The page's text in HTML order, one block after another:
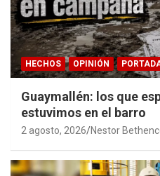
HECHOS OPINIÓN
Guaymallén: los que
estuvimos en el barro
2 agosto, 2026 Nestor